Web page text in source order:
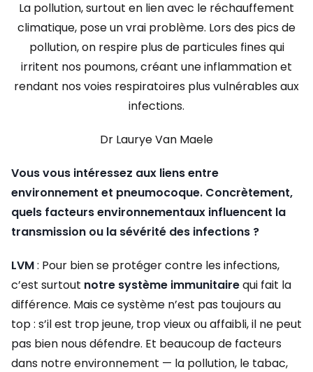
La pollution, surtout en lien avec le réchauffement
climatique, pose un vrai problème. Lors des pics de
pollution, on respire plus de particules fines qui
irritent nos poumons, créant une inflammation et
rendant nos voies respiratoires plus vulnérables aux
infections.
Dr Laurye Van Maele
Vous vous intéressez aux liens entre
environnement et pneumocoque. Concrètement,
quels facteurs environnementaux influencent la
transmission ou la sévérité des infections ?
LVM: Pour bien se protéger contre les infections,
c’est surtout notre système immunitairequi fait la
différence. Mais ce système n’est pas toujours au
top : s’il est trop jeune, trop vieux ou affaibli, il ne peut
pas bien nous défendre. Et beaucoup de facteurs
dans notre environnement — la pollution, le tabac,